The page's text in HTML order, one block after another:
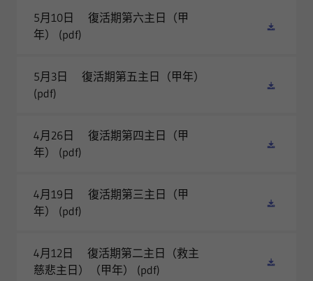
5月10日 復活期第六主日（甲
年）
(pdf)
5月3日 復活期第五主日（甲年）
(pdf)
4月26日 復活期第四主日（甲
年）
(pdf)
4月19日 復活期第三主日（甲
年）
(pdf)
4月12日 復活期第二主日（救主
慈悲主日）（甲年）
(pdf)